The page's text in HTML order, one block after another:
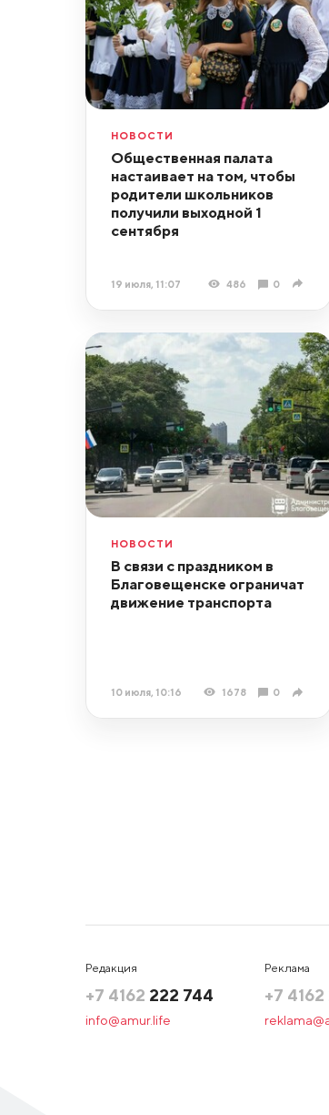
НОВОСТИ
Общественная палата
настаивает на том, чтобы
родители школьников
получили выходной 1
сентября
19 июля, 11:07 486 0
НОВОСТИ
В связи с праздником в
Благовещенске ограничат
движение транспорта
10 июля, 10:16 1678 0
Редакция
+7 4162 222 744
info@amur.life
Реклама
+7 4162